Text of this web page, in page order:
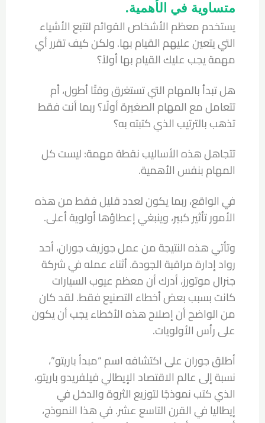
متساوية في الأهمية.
يستخدم معظم الأشخاص القوائم لتتبع الأشياء
التي يتعين عليهم القيام بها. ولكن كيف تقرر أي
مهمة يجب عليك القيام بها أولاً؟
هل تبدأ بالمهام التي تستغرق وقتًا أطول، أم
تتعامل مع المهام الصغيرة أولًا؟ ربما أنت فقط
تذهب بالترتيب الذي كتبته به؟
تتجاهل هذه الأساليب نقطة مهمة: ليست كل
المهام بنفس الأهمية.
في الواقع، ربما يكون لعدد قليل فقط من هذه
الأمور تأثير كبير، وينبغي إعطاؤها أولوية أعلى.
وتأتي هذه النتيجة من عمل جوزيف جوران، أحد
رواد إدارة مراقبة الجودة. أثناء عمله في شركة
جنرال موتورز، أدرك أن معظم عيوب السيارات
كانت بسبب بعض أخطاء التصنيع فقط. لقد كان
من الواضح أن إصلاح هذه الأخطاء يجب أن يكون
على رأس الأولويات.
أطلق جوران على اكتشافه اسم “مبدأ باريتو”،
نسبة إلى عالم الاقتصاد الإيطالي فيلفريدو باريتو،
الذي كتب نموذجًا لتوزيع الثروة والدخل في
إيطاليا في القرن التاسع عشر. في هذا النموذج،